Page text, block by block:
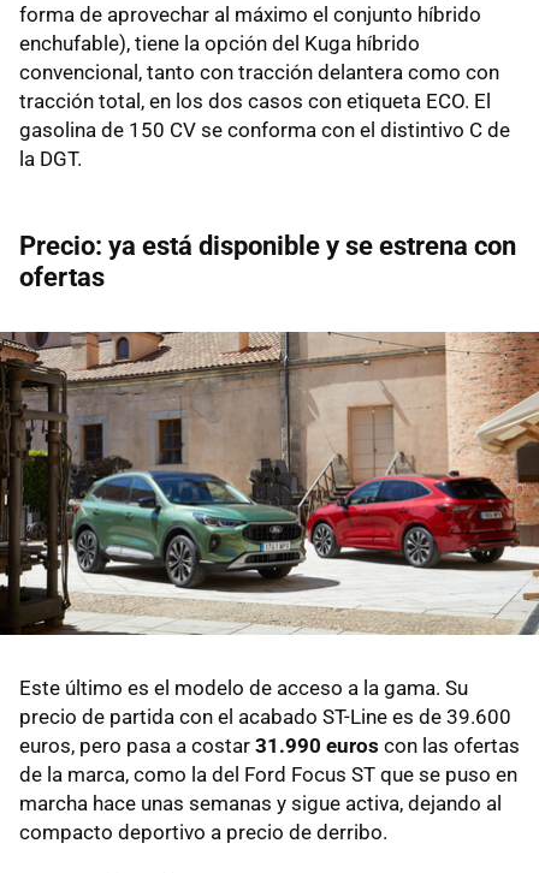
forma de aprovechar al máximo el conjunto híbrido
enchufable), tiene la opción del Kuga híbrido
convencional, tanto con tracción delantera como con
tracción total, en los dos casos con etiqueta ECO. El
gasolina de 150 CV se conforma con el distintivo C de
la DGT.
Precio: ya está disponible y se estrena con
ofertas
Este último es el modelo de acceso a la gama. Su
precio de partida con el acabado ST-Line es de 39.600
euros, pero pasa a costar 31.990 euros con las ofertas
de la marca, como la del Ford Focus ST que se puso en
marcha hace unas semanas y sigue activa, dejando al
compacto deportivo a precio de derribo.